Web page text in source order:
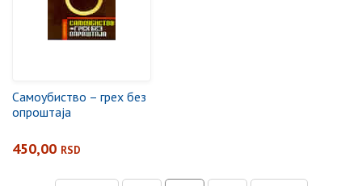
Самоубиство – грех без
опроштаја
450,00 RSD